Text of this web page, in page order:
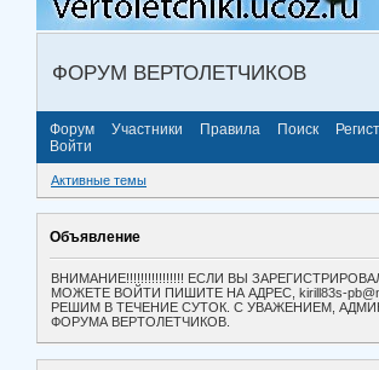
ФОРУМ ВЕРТОЛЕТЧИКОВ
Форум Участники Правила Поиск
Войти
Активные темы
Объявление
ВНИМАНИЕ!!!!!!!!!!!!!!!! ЕСЛИ ВЫ
МОЖЕТЕ ВОЙТИ ПИШИТЕ НА АДРЕС, kirill83s-
РЕШИМ В ТЕЧЕНИЕ СУТОК. С УВАЖЕНИЕМ,
ФОРУМА ВЕРТОЛЕТЧИКОВ.